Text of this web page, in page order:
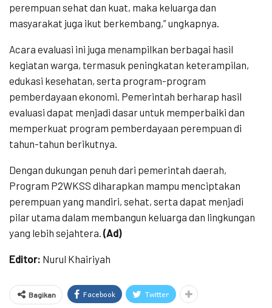
perempuan sehat dan kuat, maka keluarga dan
masyarakat juga ikut berkembang,” ungkapnya.
Acara evaluasi ini juga menampilkan berbagai hasil
kegiatan warga, termasuk peningkatan keterampilan,
edukasi kesehatan, serta program-program
pemberdayaan ekonomi. Pemerintah berharap hasil
evaluasi dapat menjadi dasar untuk memperbaiki dan
memperkuat program pemberdayaan perempuan di
tahun-tahun berikutnya.
Dengan dukungan penuh dari pemerintah daerah,
Program P2WKSS diharapkan mampu menciptakan
perempuan yang mandiri, sehat, serta dapat menjadi
pilar utama dalam membangun keluarga dan lingkungan
yang lebih sejahtera. (Ad)
Editor: Nurul Khairiyah
Bagikan Facebook Twitter